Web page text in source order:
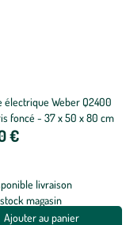
électrique Weber Q2400
coloris gris foncé - 37 x 50 x 80 cm
€
livraison
magasin
Ajouter au panier